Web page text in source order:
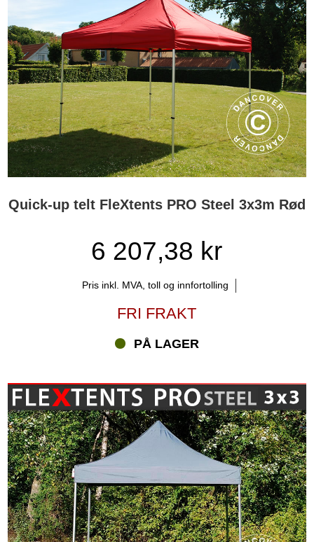
Quick-up telt FleXtents PRO Steel 3x3m Rød
6 207,38 kr
Pris inkl. MVA, toll og innfortolling
FRI FRAKT
PÅ LAGER